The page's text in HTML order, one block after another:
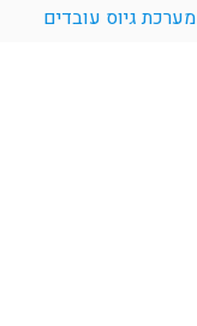
מערכת גיוס עובדים